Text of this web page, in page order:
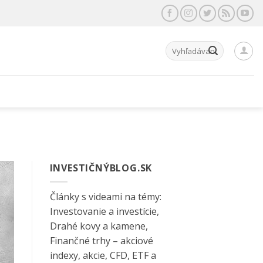
Hľadať:
INVESTIČNÝBLOG.SK
Články s videami na témy:
Investovanie a investície,
Drahé kovy a kamene,
Finančné trhy – akciové
indexy, akcie, CFD, ETF a